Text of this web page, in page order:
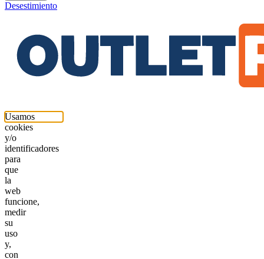
Desestimiento
Usamos
cookies
y/o
identificadores
para
que
la
web
funcione,
medir
su
uso
y,
con